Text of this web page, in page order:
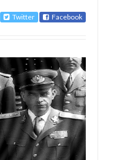
Twitter Facebook